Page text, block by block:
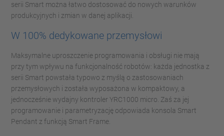
serii Smart można łatwo dostosować do nowych warunków
produkcyjnych i zmian w danej aplikacji.
W 100% dedykowane przemysłowi
Maksymalne uproszczenie programowania i obsługi nie mają
przy tym wpływu na funkcjonalność robotów: każda jednostka z
serii Smart powstała typowo z myślą o zastosowaniach
przemysłowych i została wyposażona w kompaktowy, a
jednocześnie wydajny kontroler YRC1000 micro. Zaś za jej
programowanie i parametryzację odpowiada konsola Smart
Pendant z funkcją Smart Frame.